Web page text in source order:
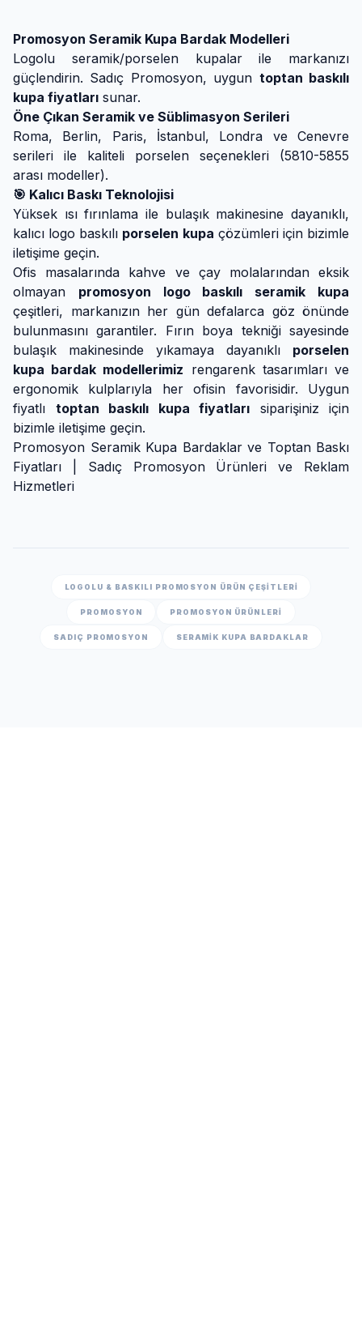
Promosyon Seramik Kupa Bardak Modelleri
Logolu seramik/porselen kupalar ile markanızı
güçlendirin. Sadıç Promosyon, uygun toptan baskılı
kupa fiyatları sunar.
Öne Çıkan Seramik ve Süblimasyon Serileri
Roma, Berlin, Paris, İstanbul, Londra ve Cenevre
serileri ile kaliteli porselen seçenekleri (5810-5855
arası modeller).
🎯 Kalıcı Baskı Teknolojisi
Yüksek ısı fırınlama ile bulaşık makinesine dayanıklı,
kalıcı logo baskılı porselen kupa çözümleri için bizimle
iletişime geçin.
Ofis masalarında kahve ve çay molalarından eksik
olmayan promosyon logo baskılı seramik kupa
çeşitleri, markanızın her gün defalarca göz önünde
bulunmasını garantiler. Fırın boya tekniği sayesinde
bulaşık makinesinde yıkamaya dayanıklı porselen
kupa bardak modellerimiz rengarenk tasarımları ve
ergonomik kulplarıyla her ofisin favorisidir. Uygun
fiyatlı toptan baskılı kupa fiyatları siparişiniz için
bizimle iletişime geçin.
Promosyon Seramik Kupa Bardaklar ve Toptan Baskı
Fiyatları | Sadıç Promosyon Ürünleri ve Reklam
Hizmetleri
LOGOLU & BASKILI PROMOSYON ÜRÜN ÇEŞITLERI
PROMOSYON PROMOSYON ÜRÜNLERİ
SADIÇ PROMOSYON SERAMIK KUPA BARDAKLAR